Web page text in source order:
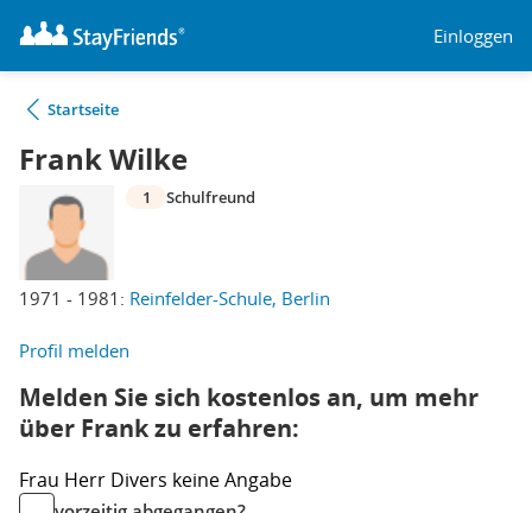
Einloggen
Startseite
Frank Wilke
1971 - 1981: Reinfelder-Schule, Berlin
1 Schulfreund
Profil melden
Melden Sie sich kostenlos an, um mehr
über Frank zu erfahren:
Frau Herr Divers keine Angabe